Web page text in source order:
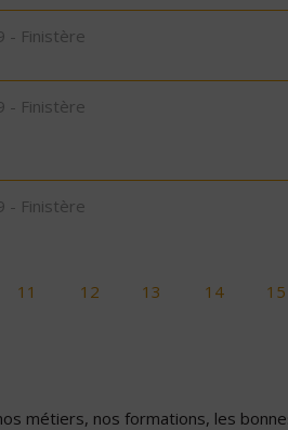
- Finistère
- Finistère
- Finistère
11 12 13 14 15
métiers, nos formations, les